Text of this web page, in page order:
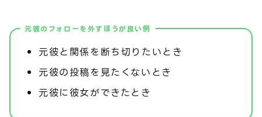
元彼のフォローを外すほうが良い例
元彼と関係を断ち切りたいとき
元彼の投稿を見たくないとき
元彼に彼女ができたとき